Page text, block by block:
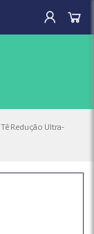
Tê Redução Ultra-